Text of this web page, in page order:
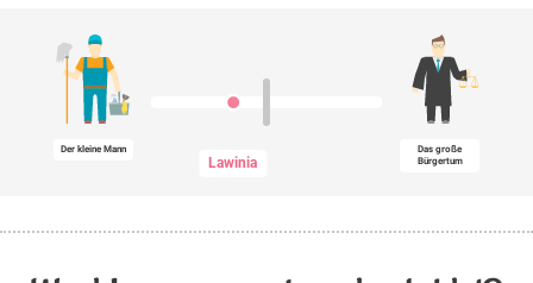
Der kleine Mann
Lawinia
Das große
Bürgertum